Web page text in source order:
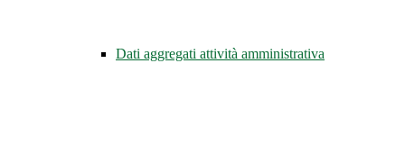
Dati aggregati attività amministrativa